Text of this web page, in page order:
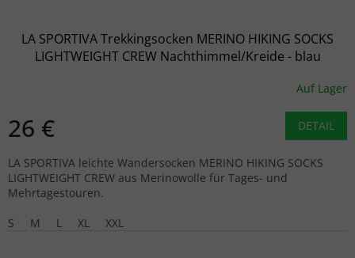
LA SPORTIVA Trekkingsocken MERINO HIKING SOCKS
LIGHTWEIGHT CREW Nachthimmel/Kreide - blau
Auf Lager
26 € DETAIL
LA SPORTIVA leichte Wandersocken MERINO HIKING SOCKS
LIGHTWEIGHT CREW aus Merinowolle für Tages- und
Mehrtagestouren.
S
M L XL XXL